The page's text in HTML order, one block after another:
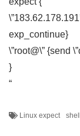
exp_continue}
\”root@\” {send
}
“
Linux expect shell